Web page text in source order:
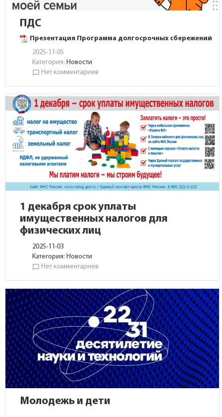
ПДС
Презентация Программа долгосрочных сбережений
2025-11-05
Категория:Новости
chat_bubble_outline Нет комментариев
1 декабря срок уплаты
имущественных налогов для
физических лиц
2025-11-03
Категория:Новости
chat_bubble_outline Нет комментариев
Молодежь и дети